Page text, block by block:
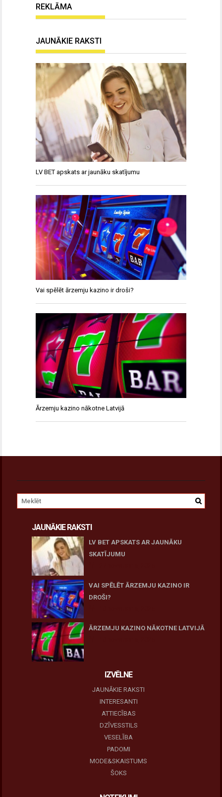
REKLĀMA
JAUNĀKIE RAKSTI
LV BET apskats ar jaunāku skatījumu
Vai spēlēt ārzemju kazino ir droši?
Ārzemju kazino nākotne Latvijā
JAUNĀKIE RAKSTI
LV BET APSKATS AR JAUNĀKU
SKATĪJUMU
VAI SPĒLĒT ĀRZEMJU KAZINO IR
DROŠI?
ĀRZEMJU KAZINO NĀKOTNE LATVIJĀ
IZVĒLNE
JAUNĀKIE RAKSTI
INTERESANTI
ATTIECĪBAS
DZĪVESSTILS
VESELĪBA
PADOMI
MODE&SKAISTUMS
ŠOKS